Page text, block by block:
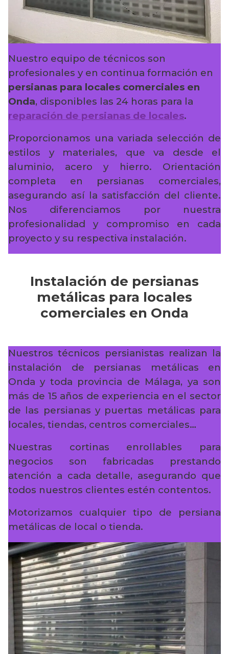
Nuestro equipo de técnicos son
profesionales y en continua formación en
persianas para locales comerciales en
Onda, disponibles las 24 horas para la
reparación de persianas de locales.
Proporcionamos una variada selección de
estilos y materiales, que va desde el
aluminio, acero y hierro. Orientación
completa en persianas comerciales,
asegurando así la satisfacción del cliente.
Nos diferenciamos por nuestra
profesionalidad y compromiso en cada
proyecto y su respectiva instalación.
Instalación de persianas
metálicas para locales
comerciales en Onda
Nuestros técnicos persianistas realizan la
instalación de persianas metálicas en
Onda y toda provincia de Málaga, ya son
más de 15 años de experiencia en el sector
de las persianas y puertas metálicas para
locales, tiendas, centros comerciales…
Nuestras cortinas enrollables para
negocios son fabricadas prestando
atención a cada detalle, asegurando que
todos nuestros clientes estén contentos.
Motorizamos cualquier tipo de persiana
metálicas de local o tienda.